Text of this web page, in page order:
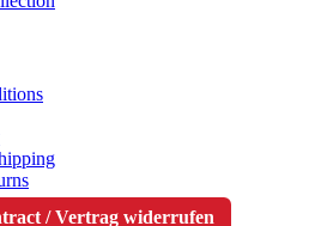
/ Vertrag widerrufen